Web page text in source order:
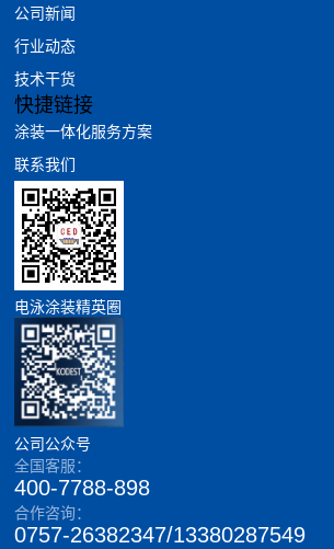
公司新闻
行业动态
技术干货
快捷链接
涂装一体化服务方案
联系我们
电泳涂装精英圈
公司公众号
全国客服：
400-7788-898
合作咨询：
0757-26382347/13380287549